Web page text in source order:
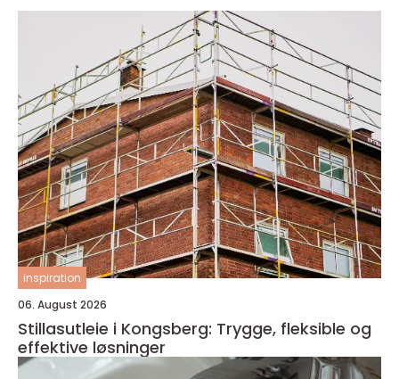
inspiration
06. August 2026
Stillasutleie i Kongsberg: Trygge, fleksible og
effektive løsninger